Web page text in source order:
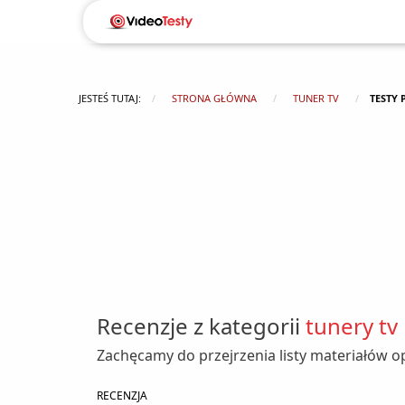
JESTEŚ TUTAJ: STRONA GŁÓWNA TUNER TV TESTY
Recenzje z kategorii tunery tv
Zachęcamy do przejrzenia listy materiałów
RECENZJA